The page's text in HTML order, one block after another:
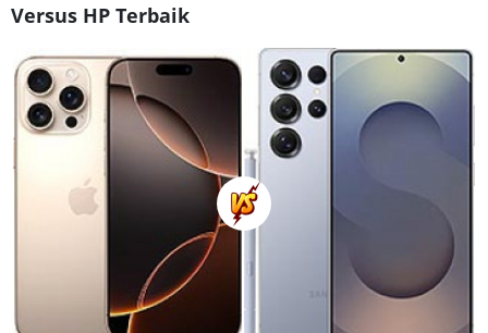
Versus HP Terbaik